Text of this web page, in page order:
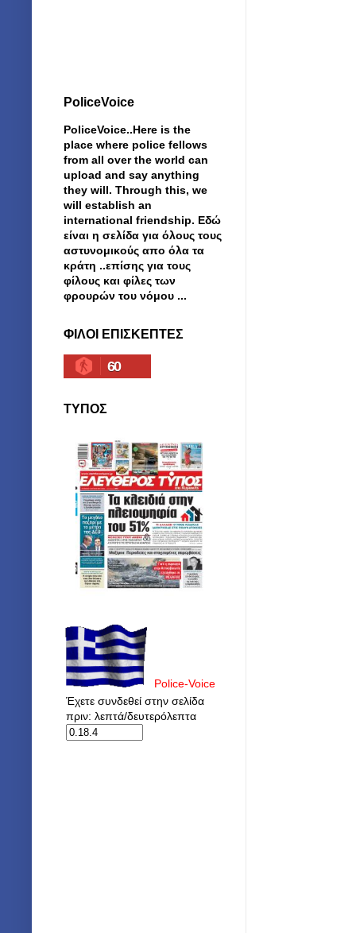
PoliceVoice
PoliceVoice..Here is the
place where police fellows
from all over the world can
upload and say anything
they will. Through this, we
will establish an
international friendship. Εδώ
είναι η σελίδα για όλους τους
αστυνομικούς απο όλα τα
κράτη ..επίσης για τους
φίλους και φίλες των
φρουρών του νόμου ...
ΦΙΛΟΙ ΕΠΙΣΚΕΠΤΕΣ
60
ΤΥΠΟΣ
Police-Voice
Έχετε συνδεθεί στην σελίδα
πριν: λεπτά/δευτερόλεπτα